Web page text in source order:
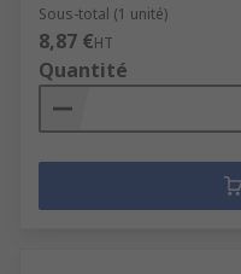
Sous-total (1 unité)
8,87 €HT
Quantité